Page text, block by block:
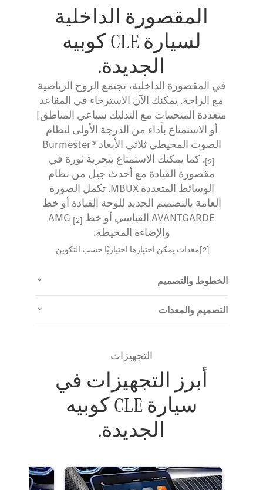
المقصورة الداخلية
لسيارة CLE كوبيه
الجديدة.
في المقصورة الداخلية، تجتمع الروح الرياضية
مع الراحة. يمكنك الآن الاسترخاء في المقاعد
متعددة المنحنيات مع التدليك سباعي المناطق]
أو الاستمتاع بأداء من الدرجة الأولى لنظام
الصوت المحيطي ثلاثي الأبعاد ®Burmester
[2]. كما يمكنك الاستمتاع بتجربة ثورة في
مقصورة القيادة مع أحدث جيل من نظام
الوسائط المتعددة MBUX. تكمل الصورة
العامة بالتصميم الجديد للوحة القيادة أو خط
AVANTGARDE القياسي أو خط AMG
[2]
والإضاءة المحيطة.
[2]معدات يمكن اختيارها اختياريًا حسب التكوين.
الخطوط والتصميم
التصميم والمعدات
التجهيزات
أبرز التجهيزات في
سيارة CLE كوبيه
الجديدة.